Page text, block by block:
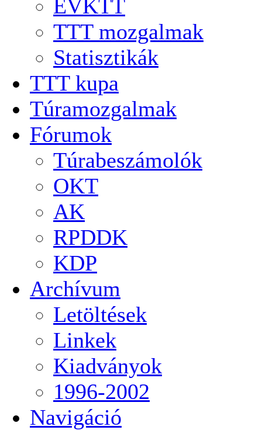
ÉVKTT
TTT mozgalmak
Statisztikák
TTT kupa
Túramozgalmak
Fórumok
Túrabeszámolók
OKT
AK
RPDDK
KDP
Archívum
Letöltések
Linkek
Kiadványok
1996-2002
Navigáció